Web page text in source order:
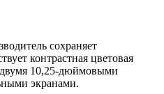
сохраняет
контрастная цветовая
10,25-дюймовыми
экранами.